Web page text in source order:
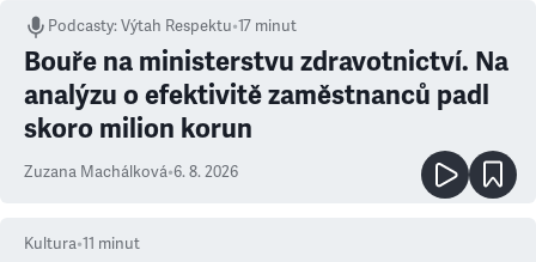
Podcasty:Výtah Respektu•17 minut
Bouře na ministerstvu zdravotnictví. Na
analýzu o efektivitě zaměstnanců padl
skoro milion korun
Zuzana Machálková•6. 8. 2026
Kultura•11 minut